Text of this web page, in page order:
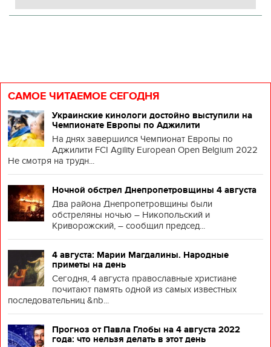
САМОЕ ЧИТАЕМОЕ СЕГОДНЯ
Украинские кинологи достойно выступили на
Чемпионате Европы по Аджилити
На днях завершился Чемпионат Европы по
Аджилити FCI Agility European Open Belgium 2022
Не смотря на трудн...
Ночной обстрел Днепропетровщины 4 августа
Два района Днепропетровщины были
обстреляны ночью – Никопольский и
Криворожский, – сообщил председ...
4 августа: Марии Магдалины. Народные
приметы на день
Сегодня, 4 августа православные христиане
почитают память одной из самых известных
последовательниц &nb...
Прогноз от Павла Глобы на 4 августа 2022
года: что нельзя делать в этот день